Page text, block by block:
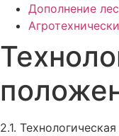
Дополнение
2.1.